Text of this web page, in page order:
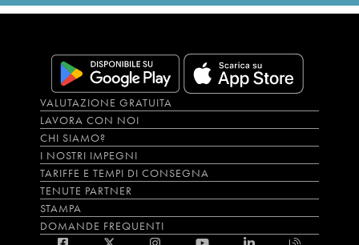
VALUTAZIONE GRATUITA
LAVORA CON NOI
CHI SIAMO?
I NOSTRI IMPEGNI
TARIFFE E TEMPI DI CONSEGNA
TENUTE PARTNER
STAMPA
DOMANDE FREQUENTI